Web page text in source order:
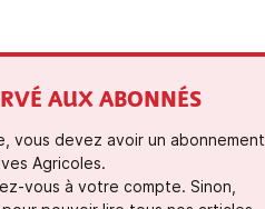
AUX ABONNÉS
vous devez avoir un abonnement
Agricoles.
vous à votre compte. Sinon,